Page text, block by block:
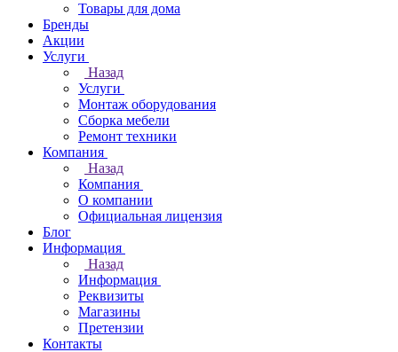
Товары для дома
Бренды
Акции
Услуги
Назад
Услуги
Монтаж оборудования
Сборка мебели
Ремонт техники
Компания
Назад
Компания
О компании
Официальная лицензия
Блог
Информация
Назад
Информация
Реквизиты
Магазины
Претензии
Контакты